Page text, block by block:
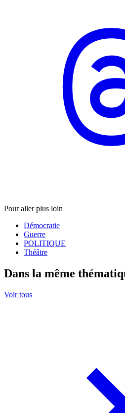
Pour aller plus loin
Démocratie
Guerre
POLITIQUE
Théâtre
Dans la même
Voir tous